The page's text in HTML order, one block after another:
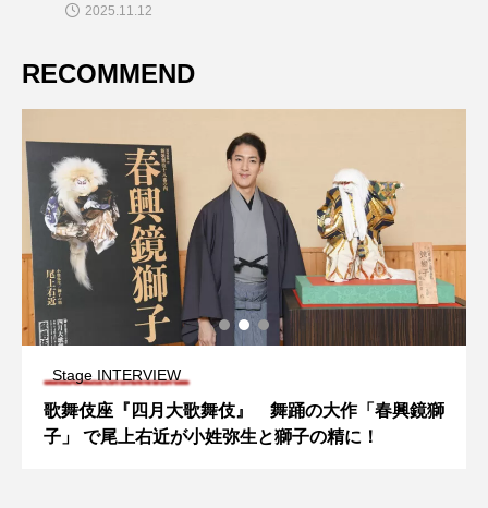
2025.11.12
RECOMMEND
Stage INTERVIEW
歌舞伎座『四月大歌舞伎』 舞踊の大作「春興鏡獅
子」 で尾上右近が小姓弥生と獅子の精に！